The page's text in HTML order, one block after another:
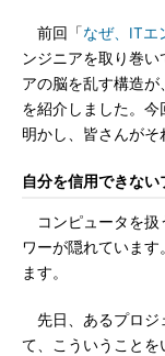
前回「なぜ、ITエ
ンジニアを取り巻
アの脳を乱す構造
を紹介しました。今
明かし、皆さんがそ
自分を信用できな
コンピュータを扱
ワーが隠れていま
ます。
先日、あるプロジ
て、こういうことを